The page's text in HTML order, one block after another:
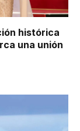
histórica
una unión